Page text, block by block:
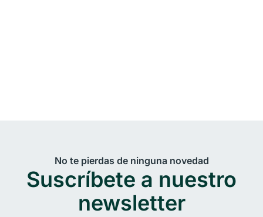
No te pierdas de ninguna novedad
Suscríbete a nuestro
newsletter